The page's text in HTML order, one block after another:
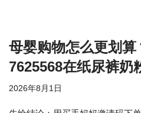
母婴购物怎么更划
7625568在纸尿裤奶
2026年8月1日